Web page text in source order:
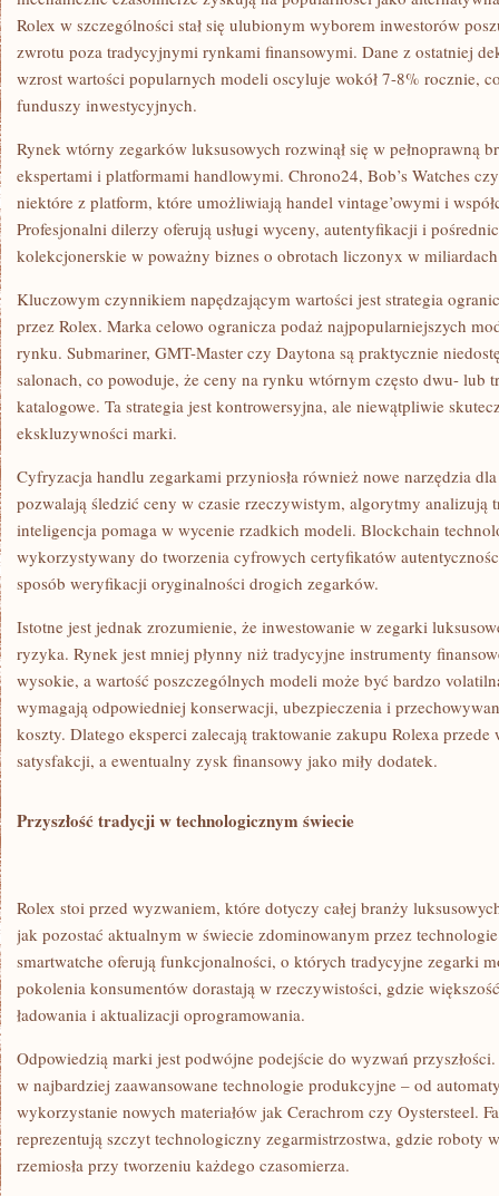
Rolex w szczególności stał się ulubionym wyborem inwestorów
zwrotu poza tradycyjnymi rynkami finansowymi. Dane z ostatniej
wzrost wartości popularnych modeli oscyluje wokół 7-8% rocznie,
funduszy inwestycyjnych.
Rynek wtórny zegarków luksusowych rozwinął się w pełnoprawną
ekspertami i platformami handlowymi. Chrono24, Bob’s Watches
niektóre z platform, które umożliwiają handel vintage’owymi i
Profesjonalni dilerzy oferują usługi wyceny, autentyfikacji i
kolekcjonerskie w poważny biznes o obrotach liczonyx w
Kluczowym czynnikiem napędzającym wartości jest strategia
przez Rolex. Marka celowo ogranicza podaż najpopularniejszych
rynku. Submariner, GMT-Master czy Daytona są praktycznie
salonach, co powoduje, że ceny na rynku wtórnym często dwu- lub
katalogowe. Ta strategia jest kontrowersyjna, ale niewątpliwie
ekskluzywności marki.
Cyfryzacja handlu zegarkami przyniosła również nowe narzędzia
pozwalają śledzić ceny w czasie rzeczywistym, algorytmy analizują
inteligencja pomaga w wycenie rzadkich modeli. Blockchain
wykorzystywany do tworzenia cyfrowych certyfikatów
sposób weryfikacji oryginalności drogich zegarków.
Istotne jest jednak zrozumienie, że inwestowanie w zegarki
ryzyka. Rynek jest mniej płynny niż tradycyjne instrumenty
wysokie, a wartość poszczególnych modeli może być bardzo
wymagają odpowiedniej konserwacji, ubezpieczenia i
koszty. Dlatego eksperci zalecają traktowanie zakupu Rolexa
satysfakcji, a ewentualny zysk finansowy jako miły dodatek.
Przyszłość tradycji w technologicznym świecie
Rolex stoi przed wyzwaniem, które dotyczy całej branży
jak pozostać aktualnym w świecie zdominowanym przez
smartwatche oferują funkcjonalności, o których tradycyjne zegarki
pokolenia konsumentów dorastają w rzeczywistości, gdzie
ładowania i aktualizacji oprogramowania.
Odpowiedzią marki jest podwójne podejście do wyzwań
w najbardziej zaawansowane technologie produkcyjne – od
wykorzystanie nowych materiałów jak Cerachrom czy Oystersteel.
reprezentują szczyt technologiczny zegarmistrzostwa, gdzie roboty
rzemiosła przy tworzeniu każdego czasomierza.